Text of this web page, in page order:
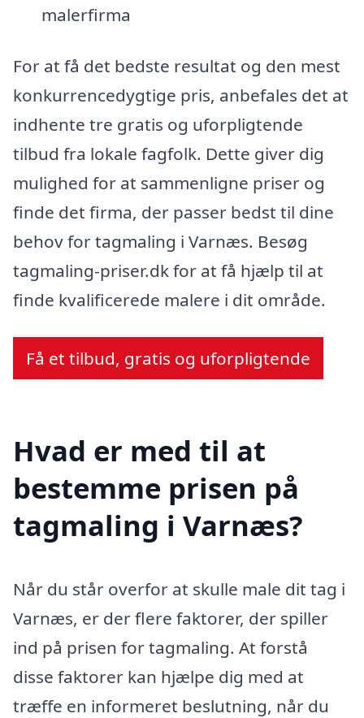
malerfirma
For at få det bedste resultat og den mest
konkurrencedygtige pris, anbefales det at
indhente tre gratis og uforpligtende
tilbud fra lokale fagfolk. Dette giver dig
mulighed for at sammenligne priser og
finde det firma, der passer bedst til dine
behov for tagmaling i Varnæs. Besøg
tagmaling-priser.dk for at få hjælp til at
finde kvalificerede malere i dit område.
Få et tilbud, gratis og uforpligtende
Hvad er med til at
bestemme prisen på
tagmaling i Varnæs?
Når du står overfor at skulle male dit tag i
Varnæs, er der flere faktorer, der spiller
ind på prisen for tagmaling. At forstå
disse faktorer kan hjælpe dig med at
træffe en informeret beslutning, når du